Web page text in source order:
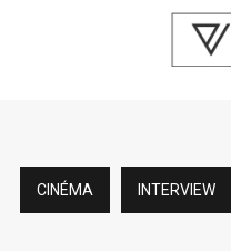
CINÉMA INTERVIEW